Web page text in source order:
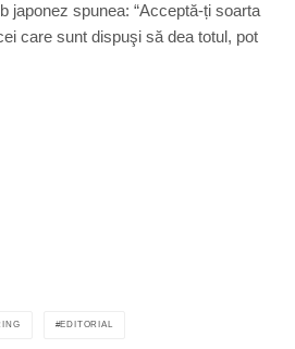
japonez spunea: “Acceptă-ți soarta
care sunt dispuşi să dea totul, pot
EDITORIAL